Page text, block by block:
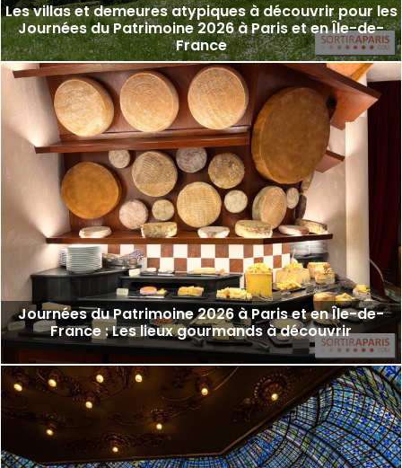
Les villas et demeures atypiques à découvrir pour les
Journées du Patrimoine 2026 à Paris et en Île-de-
France
Journées du Patrimoine 2026 à Paris et en Île-de-
France : Les lieux gourmands à découvrir